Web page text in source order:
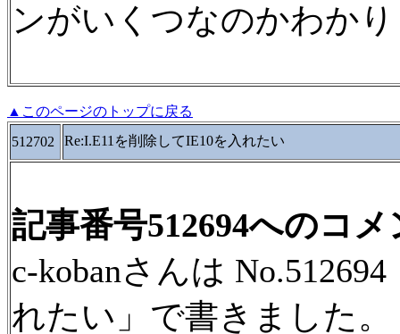
ンがいくつなのかわか
▲このページのトップに戻る
512702
Re:I.E11を削除してIE10を入れたい
記事番号512694へのコメ
c-kobanさんは
れたい」で書きました。